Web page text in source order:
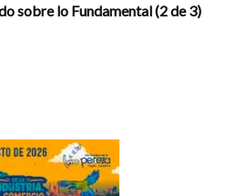
sobre lo Fundamental (2 de 3)